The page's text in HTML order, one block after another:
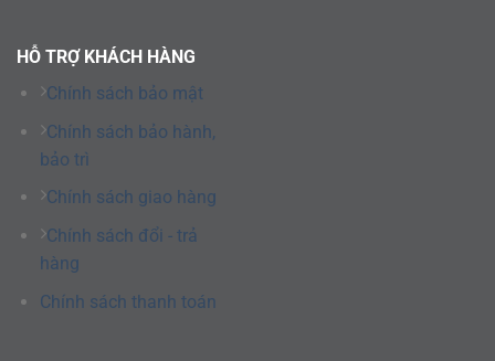
HỖ TRỢ KHÁCH HÀNG
Chính sách bảo mật
Chính sách bảo hành,
bảo trì
Chính sách giao hàng
Chính sách đổi - trả
hàng
Chính sách thanh toán